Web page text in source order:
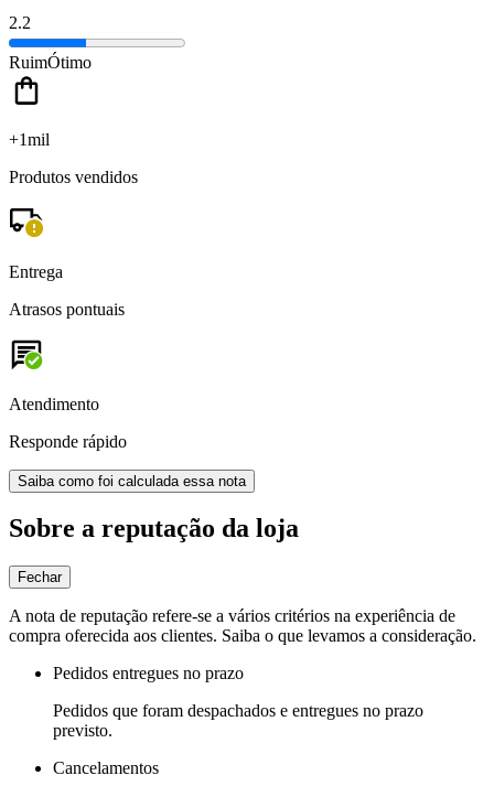
2.2
RuimÓtimo
+1mil
Produtos vendidos
Entrega
Atrasos pontuais
Atendimento
Responde rápido
Saiba como foi calculada essa nota
Sobre a reputação da loja
Fechar
A nota de reputação refere-se a vários critérios na experiência de
compra oferecida aos clientes. Saiba o que levamos a consideração.
Pedidos entregues no prazo
Pedidos que foram despachados e entregues no prazo
previsto.
Cancelamentos